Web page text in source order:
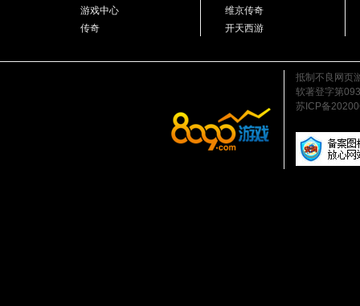
游戏中心
传奇
维京传奇
开天西游
抵制不良网页
软著登字第
苏ICP备